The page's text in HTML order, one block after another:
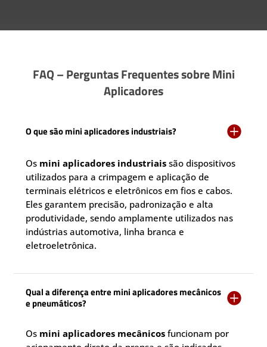
FAQ – Perguntas Frequentes sobre Mini
Aplicadores
O que são mini aplicadores industriais? 
Os mini aplicadores industriais são dispositivos
utilizados para a crimpagem e aplicação de
terminais elétricos e eletrônicos em fios e cabos.
Eles garantem precisão, padronização e alta
produtividade, sendo amplamente utilizados nas
indústrias automotiva, linha branca e
eletroeletrônica.
Qual a diferença entre mini aplicadores mecânicos
e pneumáticos?

Os mini aplicadores mecânicos funcionam por